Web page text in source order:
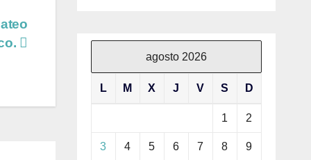
agosto 2026
L M X J V S D
1 2
3 4 5 6 7 8 9